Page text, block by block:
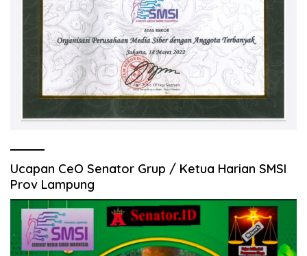
Ucapan CeO Senator Grup / Ketua Harian SMSI
Prov Lampung